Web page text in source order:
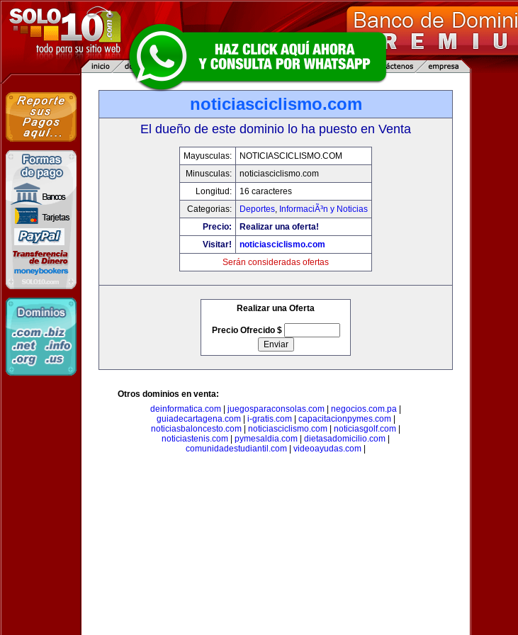
noticiasciclismo.com
El dueño de este dominio lo ha puesto en Venta
Mayusculas:
NOTICIASCICLISMO.COM
Minusculas:
noticiasciclismo.com
Longitud:
16 caracteres
Categorias:
Deportes, InformaciÃ³n y Noticias
Precio:
Realizar una oferta!
Visitar!
noticiasciclismo.com
Serán consideradas ofertas
Realizar una Oferta
Precio Ofrecido $
Otros dominios en venta:
deinformatica.com
juegosparaconsolas.com negocios.com.pa
guiadecartagena.com| i-gratis.com| capacitacionpymes.com|
noticiasbaloncesto.com
noticiasciclismo.com noticiasgolf.com
noticiastenis.com
pymesaldia.com dietasadomicilio.com
comunidadestudiantil.com
videoayudas.com